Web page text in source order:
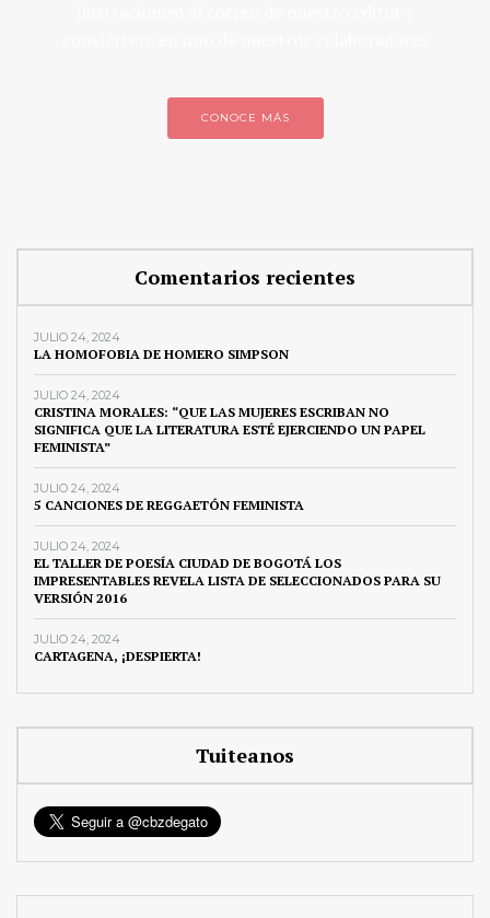
CONOCE MÁS
Comentarios recientes
JULIO 24, 2024
LA HOMOFOBIA DE HOMERO SIMPSON
JULIO 24, 2024
CRISTINA MORALES: “QUE LAS MUJERES ESCRIBAN NO
SIGNIFICA QUE LA LITERATURA ESTÉ EJERCIENDO UN PAPEL
FEMINISTA”
JULIO 24, 2024
5 CANCIONES DE REGGAETÓN FEMINISTA
JULIO 24, 2024
EL TALLER DE POESÍA CIUDAD DE BOGOTÁ LOS
IMPRESENTABLES REVELA LISTA DE SELECCIONADOS PARA SU
VERSIÓN 2016
JULIO 24, 2024
CARTAGENA, ¡DESPIERTA!
Tuiteanos